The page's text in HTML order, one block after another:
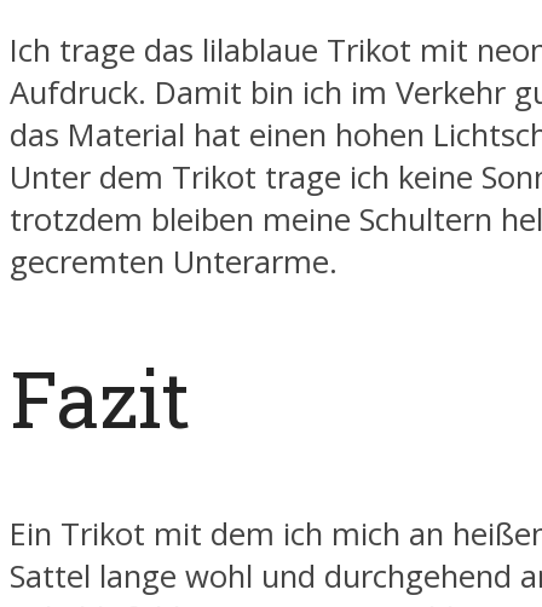
Ich trage das lilablaue Trikot mit
Aufdruck. Damit bin ich im Verkehr
das Material hat einen hohen
Unter dem Trikot trage ich keine
trotzdem bleiben meine Schultern
gecremten Unterarme.
Fazit
Ein Trikot mit dem ich mich an
Sattel lange wohl und durchgehend